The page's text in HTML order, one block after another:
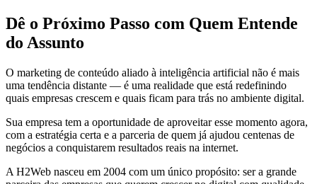
Dê o Próximo Passo com Quem Entende
do Assunto
O marketing de conteúdo aliado à inteligência artificial não é mais
uma tendência distante — é uma realidade que está redefinindo
quais empresas crescem e quais ficam para trás no ambiente digital.
Sua empresa tem a oportunidade de aproveitar esse momento agora,
com a estratégia certa e a parceria de quem já ajudou centenas de
negócios a conquistarem resultados reais na internet.
A H2Web nasceu em 2004 com um único propósito: ser a grande